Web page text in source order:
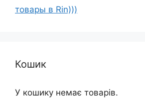
товары в Rin)))
Кошик
У кошику немає товарів.